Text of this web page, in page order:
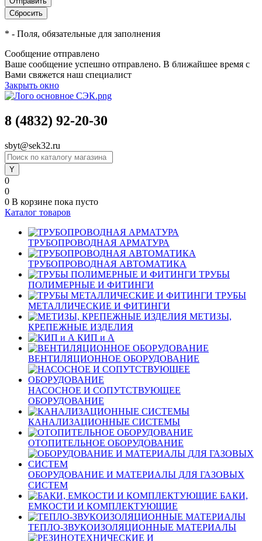
* - Поля, обязательные для заполнения
Сообщение отправлено
Ваше сообщение успешно отправлено. В ближайшее время с
Вами свяжется наш специалист
Закрыть окно
8 (4832) 92-20-30
sbyt@sek32.ru
0
0
0 В корзине пока пусто
Каталог товаров
ТРУБОПРОВОДНАЯ АРМАТУРА
ТРУБОПРОВОДНАЯ АВТОМАТИКА
ТРУБЫ
ПОЛИМЕРНЫЕ И ФИТИНГИ
ТРУБЫ
МЕТАЛЛИЧЕСКИЕ И ФИТИНГИ
МЕТИЗЫ,
КРЕПЕЖНЫЕ ИЗДЕЛИЯ
КИП и А
ВЕНТИЛЯЦИОННОЕ ОБОРУДОВАНИЕ
НАСОСНОЕ И СОПУТСТВУЮЩЕЕ
ОБОРУДОВАНИЕ
КАНАЛИЗАЦИОННЫЕ СИСТЕМЫ
ОТОПИТЕЛЬНОЕ ОБОРУДОВАНИЕ
ОБОРУДОВАНИЕ И МАТЕРИАЛЫ ДЛЯ ГАЗОВЫХ
СИСТЕМ
БАКИ,
ЕМКОСТИ И КОМПЛЕКТУЮЩИЕ
ТЕПЛО-ЗВУКОИЗОЛЯЦИОННЫЕ МАТЕРИАЛЫ